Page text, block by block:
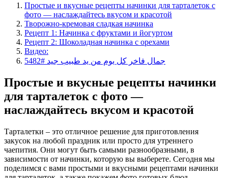
Простые и вкусные рецепты начинки для тарталеток с
фото — наслаждайтесь вкусом и красотой
Творожно-кремовая сладкая начинка
Рецепт 1: Начинка с фруктами и йогуртом
Рецепт 2: Шоколадная начинка с орехами
Видео:
جمال فاخر كل يوم من يد طبيب جيد #5482
Простые и вкусные рецепты начинки
для тарталеток с фото —
наслаждайтесь вкусом и красотой
Тарталетки – это отличное решение для приготовления
закусок на любой праздник или просто для утреннего
чаепития. Они могут быть самыми разнообразными, в
зависимости от начинки, которую вы выберете. Сегодня мы
поделимся с вами простыми и вкусными рецептами начинки